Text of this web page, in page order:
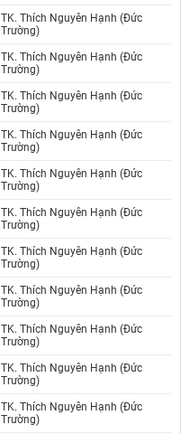
TK. Thích Nguyên Hạnh (Đức
Trường)
TK. Thích Nguyên Hạnh (Đức
Trường)
TK. Thích Nguyên Hạnh (Đức
Trường)
TK. Thích Nguyên Hạnh (Đức
Trường)
TK. Thích Nguyên Hạnh (Đức
Trường)
TK. Thích Nguyên Hạnh (Đức
Trường)
TK. Thích Nguyên Hạnh (Đức
Trường)
TK. Thích Nguyên Hạnh (Đức
Trường)
TK. Thích Nguyên Hạnh (Đức
Trường)
TK. Thích Nguyên Hạnh (Đức
Trường)
TK. Thích Nguyên Hạnh (Đức
Trường)